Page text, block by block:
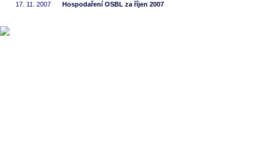
17. 11. 2007
Hospodaření OSBL za říjen 2007